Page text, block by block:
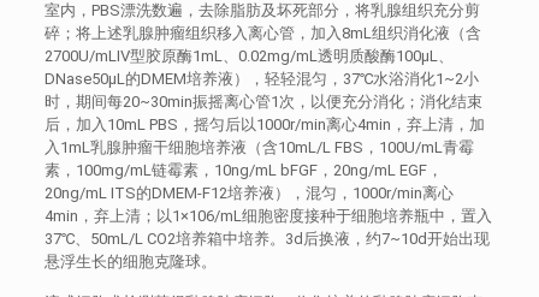
室内，PBS漂洗数遍，去除脂肪及坏死部分，将乳腺组织充分剪
碎；将上述乳腺肿瘤组织移入离心管，加入8mL组织消化液（含
2700U/mLⅣ型胶原酶1mL、0.02mg/mL透明质酸酶100μL、
DNase50μL的DMEM培养液），轻轻混匀，37℃水浴消化1~2小
时，期间每20~30min振摇离心管1次，以便充分消化；消化结束
后，加入10mL PBS，摇匀后以1000r/min离心4min，弃上清，加
入1mL乳腺肿瘤干细胞培养液（含10mL/L FBS，100U/mL青霉
素，100mg/mL链霉素，10ng/mL bFGF，20ng/mL EGF，
20ng/mL ITS的DMEM-F12培养液），混匀，1000r/min离心
4min，弃上清；以1×106/mL细胞密度接种于细胞培养瓶中，置入
37℃、50mL/L CO2培养箱中培养。3d后换液，约7~10d开始出现
悬浮生长的细胞克隆球。